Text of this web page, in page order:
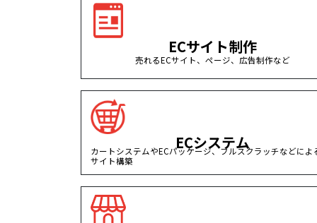
ECサイト制作
売れるECサイト、ページ、広告制作など
ECシステム
カートシステムやECパッケージ、フルスクラッチなどによ
サイト構築